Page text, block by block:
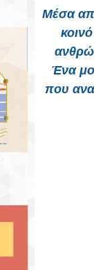
Μέσα
Ένα
που